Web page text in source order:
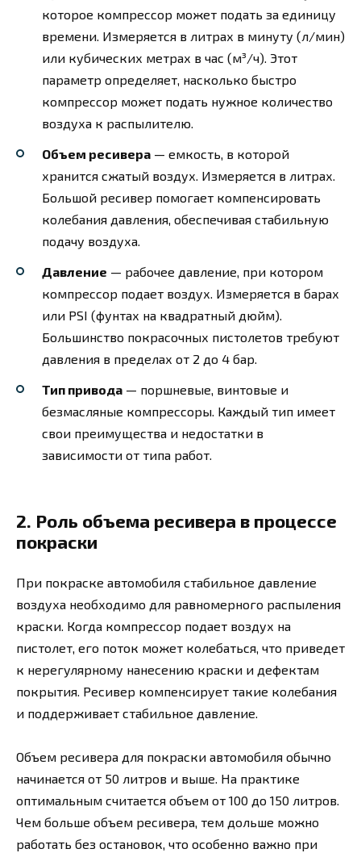
которое компрессор может подать за единицу
времени. Измеряется в литрах в минуту (л/мин)
или кубических метрах в час (м³/ч). Этот
параметр определяет, насколько быстро
компрессор может подать нужное количество
воздуха к распылителю.
Объем ресивера — емкость, в которой
хранится сжатый воздух. Измеряется в литрах.
Большой ресивер помогает компенсировать
колебания давления, обеспечивая стабильную
подачу воздуха.
Давление — рабочее давление, при котором
компрессор подает воздух. Измеряется в барах
или PSI (фунтах на квадратный дюйм).
Большинство покрасочных пистолетов требуют
давления в пределах от 2 до 4 бар.
Тип привода — поршневые, винтовые и
безмасляные компрессоры. Каждый тип имеет
свои преимущества и недостатки в
зависимости от типа работ.
2. Роль объема ресивера в процессе
покраски
При покраске автомобиля стабильное давление
воздуха необходимо для равномерного распыления
краски. Когда компрессор подает воздух на
пистолет, его поток может колебаться, что приведет
к нерегулярному нанесению краски и дефектам
покрытия. Ресивер компенсирует такие колебания
и поддерживает стабильное давление.
Объем ресивера для покраски автомобиля обычно
начинается от 50 литров и выше. На практике
оптимальным считается объем от 100 до 150 литров.
Чем больше объем ресивера, тем дольше можно
работать без остановок, что особенно важно при